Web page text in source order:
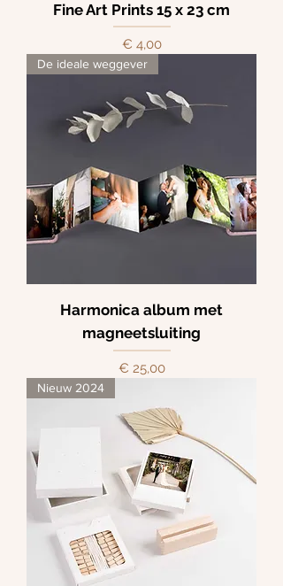
Fine Art Prints 15 x 23 cm
Prijs
€ 4,00
De ideale weggever
Harmonica album met
magneetsluiting
Prijs
€ 25,00
Nieuw 2024